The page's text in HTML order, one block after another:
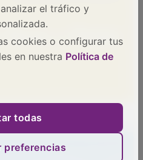
el tráfico y
cookies o configurar tus
en nuestra Política de
todas
preferencias